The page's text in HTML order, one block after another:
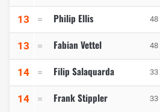
13 Philip Ellis 48
13 Fabian Vettel 48
14 Filip Salaquarda 33
14 Frank Stippler 33